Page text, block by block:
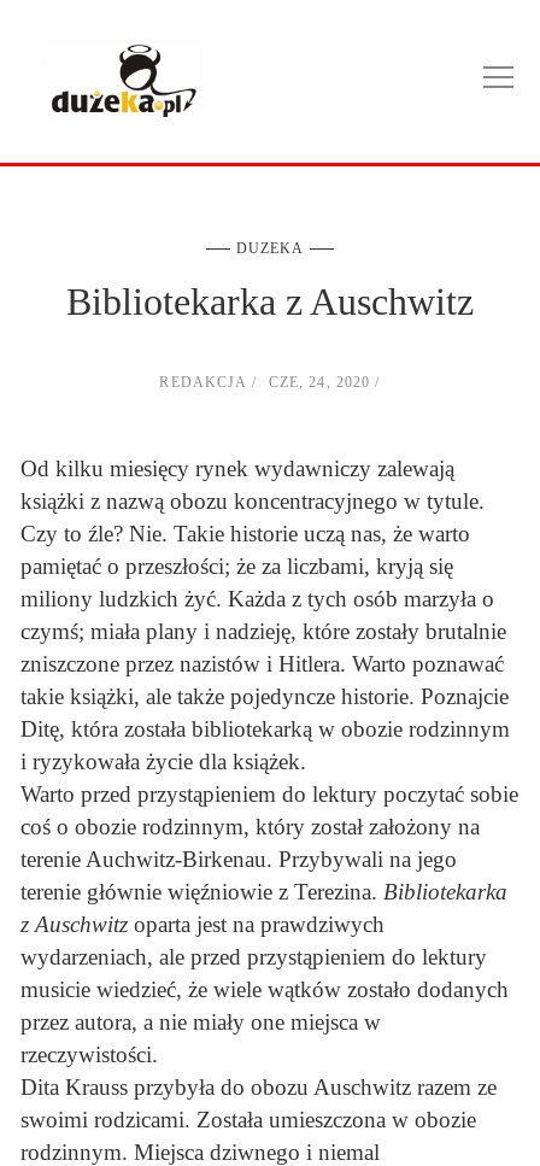
DUZEKA
Bibliotekarka z Auschwitz
REDAKCJA CZE, 24, 2020
Od kilku miesięcy rynek wydawniczy zalewają
książki z nazwą obozu koncentracyjnego w tytule.
Czy to źle? Nie. Takie historie uczą nas, że warto
pamiętać o przeszłości; że za liczbami, kryją się
miliony ludzkich żyć. Każda z tych osób marzyła o
czymś; miała plany i nadzieję, które zostały brutalnie
zniszczone przez nazistów i Hitlera. Warto poznawać
takie książki, ale także pojedyncze historie. Poznajcie
Ditę, która została bibliotekarką w obozie rodzinnym
i ryzykowała życie dla książek.
Warto przed przystąpieniem do lektury poczytać sobie
coś o obozie rodzinnym, który został założony na
terenie Auchwitz-Birkenau. Przybywali na jego
terenie głównie więźniowie z Terezina. Bibliotekarka
z Auschwitzoparta jest na prawdziwych
wydarzeniach, ale przed przystąpieniem do lektury
musicie wiedzieć, że wiele wątków zostało dodanych
przez autora, a nie miały one miejsca w
rzeczywistości.
Dita Krauss przybyła do obozu Auschwitz razem ze
swoimi rodzicami. Została umieszczona w obozie
rodzinnym. Miejsca dziwnego i niemal